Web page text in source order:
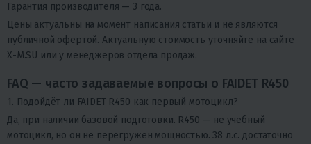
Гарантия производителя — 3 года.
Цены актуальны на момент написания статьи и не являются
публичной офертой. Актуальную стоимость уточняйте на сайте
X-M.SU или у менеджеров отдела продаж.
FAQ — часто задаваемые вопросы о FAIDET R450
1. Подойдёт ли FAIDET R450 как первый мотоцикл?
Да, при наличии базовой подготовки. R450 — не учебный
мотоцикл, но он не перегружен мощностью. 38 л.с. достаточно